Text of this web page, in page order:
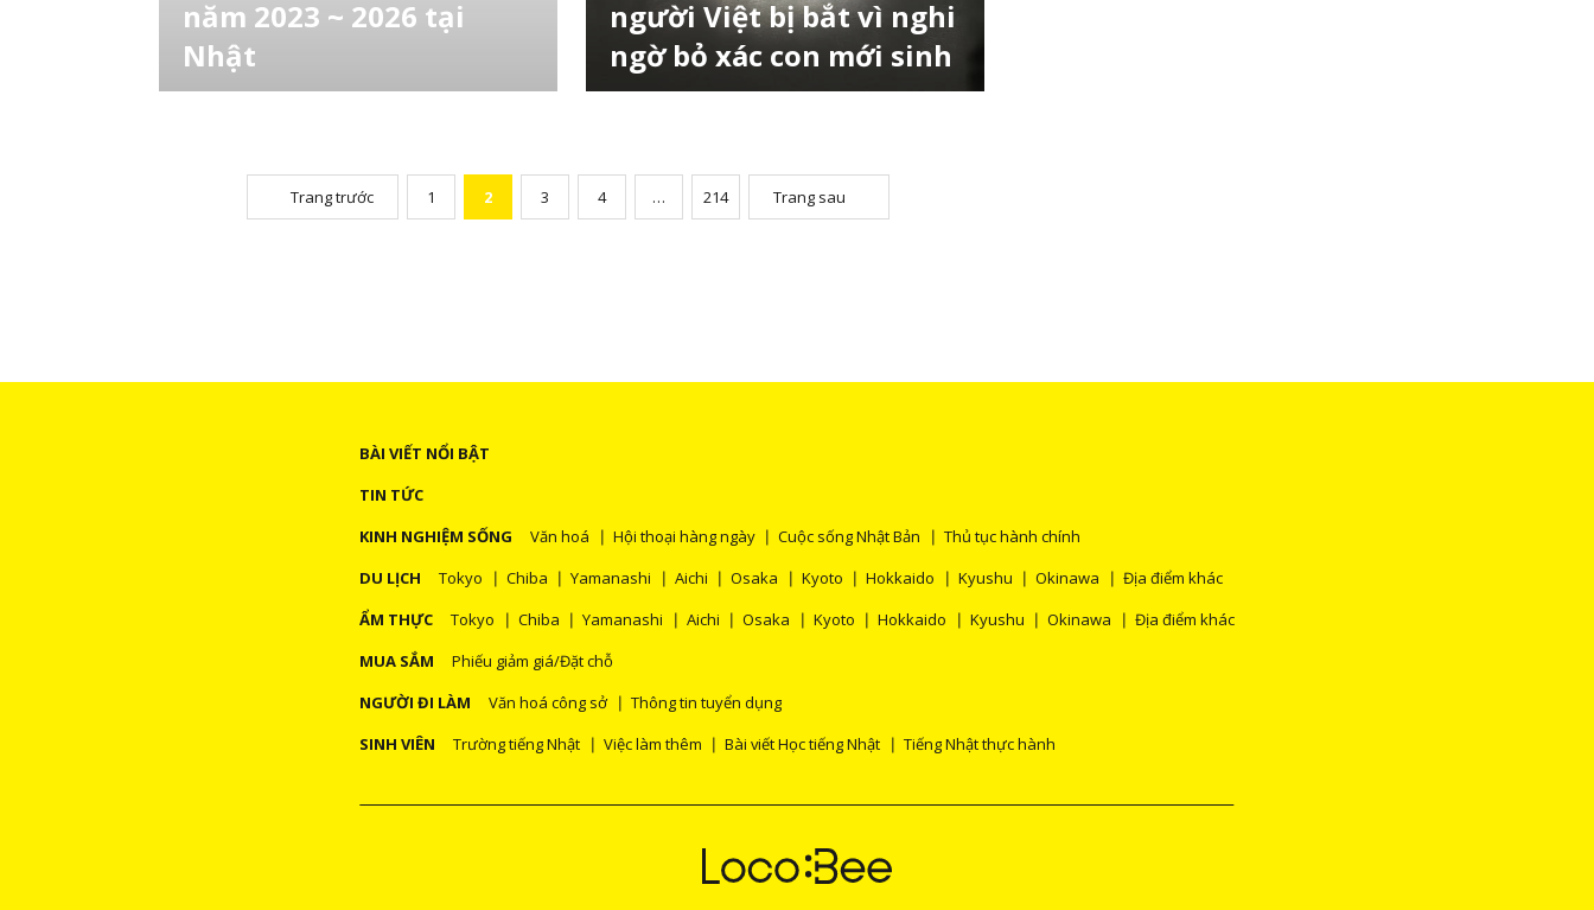
năm 2023 ~ 2026 tại
Nhật
Ở Nhật Bản, một trong những thời điểm lễ
gia và kéo dài từ ngày 29 tháng 4 đến những
ngày đầu tháng 5. Đây là một trong những
người Việt bị bắt vì nghi
ngờ bỏ xác con mới sinh
Một nữ thực tập sinh kỹ năng người Việt Nam
trường vụ việc Vụ việc được phát hiện vào
ngày 18/4 khi một người đàn ông sống gần
Trang trước 1 2 3 4 … 214 Trang sau
BÀI VIẾT NỔI BẬT
TIN TỨC
KINH NGHIỆM SỐNG
Văn hoá Hội thoại hàng ngày Cuộc sống Nhật Bản
Thủ tục hành chính
DU LỊCH
Tokyo Chiba Yamanashi Aichi Osaka Kyoto Hokkaido Kyushu Okinawa
Địa điểm khác
ẨM THỰC
Tokyo Chiba Yamanashi Aichi Osaka Kyoto Hokkaido Kyushu Okinawa
Địa điểm khác
MUA SẮM
Phiếu giảm giá/Đặt chỗ
NGƯỜI ĐI LÀM
Văn hoá công sở
Thông tin tuyển dụng
SINH VIÊN
Trường tiếng Nhật Việc làm thêm Bài viết Học tiếng Nhật Tiếng Nhật thực hành